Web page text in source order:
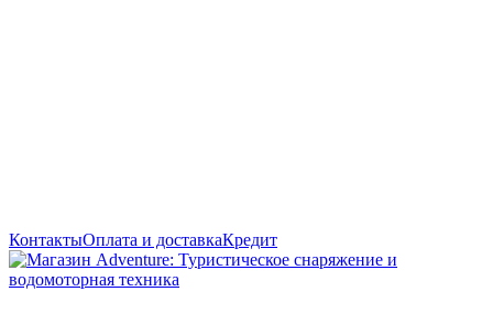
КонтактыОплата и доставкаКредит